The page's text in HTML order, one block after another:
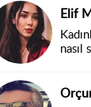
Elif
nasıl